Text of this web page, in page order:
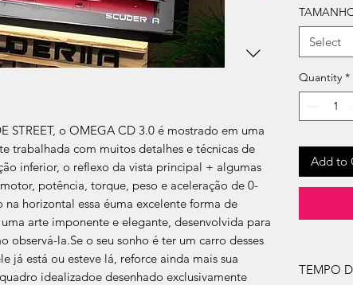
STREET, o OMEGA CD 3.0 é mostrado em uma
trabalhada com muitos detalhes e técnicas de
inferior, o reflexo da vista principal + algumas
potência, torque, peso e aceleração de 0-
horizontal essa éuma excelente forma de
arte imponente e elegante, desenvolvida para
observá-la.Se o seu sonho é ter um carro desses
já está ou esteve lá, reforce ainda mais sua
idealizadoe desenhado exclusivamente
Select
Quantity *
Add to
TEMPO